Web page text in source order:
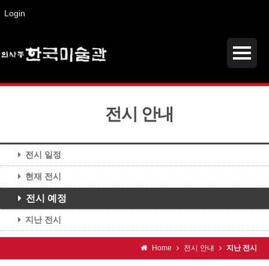
Login
전시 안내
전시 일정
현재 전시
전시 예정
지난 전시
Home 전시 안내 지난 전시